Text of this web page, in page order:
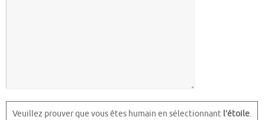
Veuillez prouver que vous êtes humain en sélectionnant l’étoile.